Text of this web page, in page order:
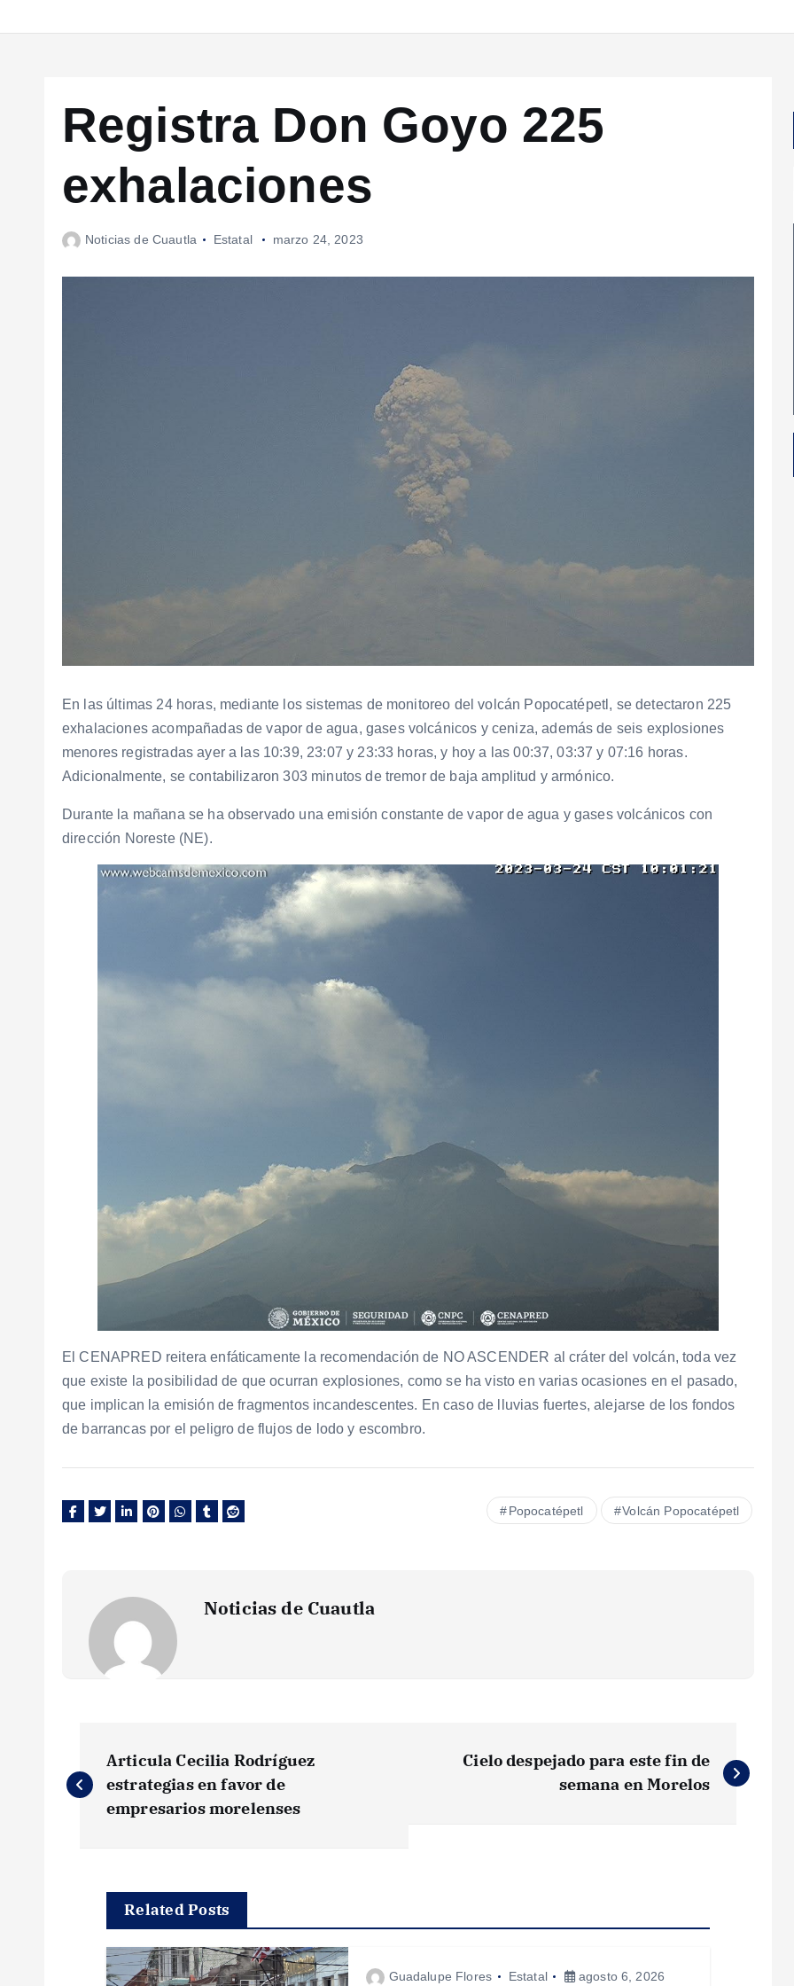
Registra Don Goyo 225
exhalaciones
Noticias de Cuautla Estatal marzo 24, 2023
En las últimas 24 horas, mediante los sistemas de monitoreo del volcán Popocatépetl, se detectaron 225
exhalaciones acompañadas de vapor de agua, gases volcánicos y ceniza, además de seis explosiones
menores registradas ayer a las 10:39, 23:07 y 23:33 horas, y hoy a las 00:37, 03:37 y 07:16 horas.
Adicionalmente, se contabilizaron 303 minutos de tremor de baja amplitud y armónico.
Durante la mañana se ha observado una emisión constante de vapor de agua y gases volcánicos con
dirección Noreste (NE).
El CENAPRED reitera enfáticamente la recomendación de NO ASCENDER al cráter del volcán, toda vez
que existe la posibilidad de que ocurran explosiones, como se ha visto en varias ocasiones en el pasado,
que implican la emisión de fragmentos incandescentes. En caso de lluvias fuertes, alejarse de los fondos
de barrancas por el peligro de flujos de lodo y escombro.
Popocatépetl Volcán Popocatépetl
Noticias de Cuautla
a
Articula Cecilia Rodríguez
estrategias en favor de
empresarios morelenses
Cielo despejado para este fin de
semana en Morelos
Related Posts
Guadalupe Flores Estatal agosto 6, 2026